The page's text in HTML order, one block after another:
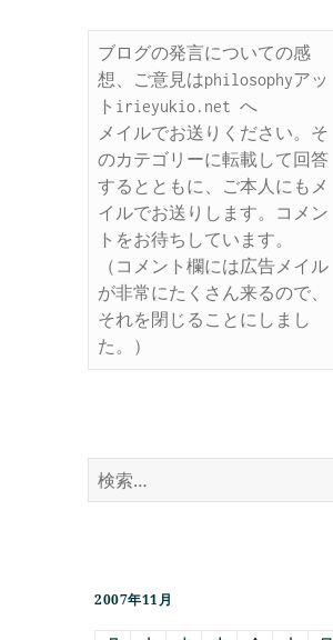
ブログの発言についての感
想、ご意見はphilosophyアッ
トirieyukio.net へ
メイルでお送りください。そ
のカテゴリーに転載して回答
するとともに、ご本人にもメ
イルでお送りします。コメン
トをお待ちしています。
（コメント欄には広告メイル
が非常にたくさん来るので、
それを閉じることにしまし
た。）
検
索:
2007年11月